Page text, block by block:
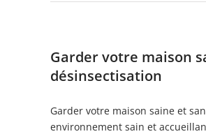
Garder votre maison
désinsectisation
Garder votre maison saine et
environnement sain et